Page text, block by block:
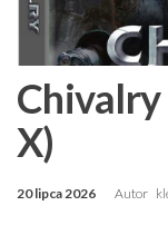
Chivalry
X)
20 lipca 2026 Autor